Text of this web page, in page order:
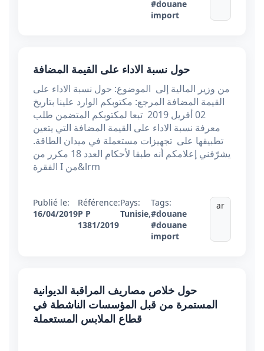
#douane
import
حول نسبة الاداء على القيمة المضافة
من وزير المالية إلى الموضوع: حول نسبة الاداء على
القيمة المضافة المرجع: مكتوبكم الوارد علينا بتاريخ
02 أفريل 2019 تبعا لمكتوبكم المتضمن طلب
معرفة نسبة الاداء على القيمة المضافة التي يتعين
تطبيقها على ‏تجهيزات مستعملة في ميدان الطاقة.
يشرّفني إعلامكم أنه طبقا لأحكام العدد 18 مكرر من
الفقرة I من&lrm
Publié le:
16/04/2019
Référence:
P P
1381/2019
Pays:
Tunisie,
Tags:
#douane
#douane
import
ar
حول خلاص مصاريف المراقبة الديوانية
المستمرة من قبل المؤسسات الناشطة في
قطاع الملابس المستعملة